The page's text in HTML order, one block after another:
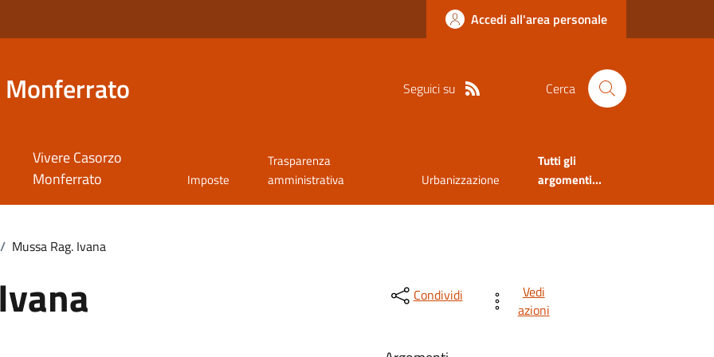
Accedi all'area personale
Monferrato Seguici su Cerca
Vivere Casorzo
Monferrato
Imposte
Trasparenza
amministrativa
Urbanizzazione
Tutti gli
argomenti...
/ Mussa Rag. Ivana
Condividi
Vedi
azioni